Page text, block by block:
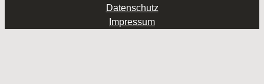
Datenschutz
Impressum